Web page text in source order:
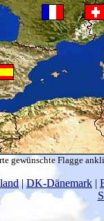
gewünschte Flagge
|DK-Dänemark |